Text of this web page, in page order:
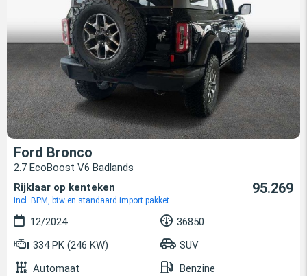
Ford Bronco
2.7 EcoBoost V6 Badlands
Rijklaar op kenteken
incl. BPM, btw en standaard import pakket
95.269
12/2024
36850
334 PK (246 KW)
SUV
Automaat
Benzine